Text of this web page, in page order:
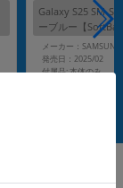
Galaxy S25 SM-
ーブルー【
メーカー：SAMSUNG
発売日：2025/02
付属品: 本体のみ